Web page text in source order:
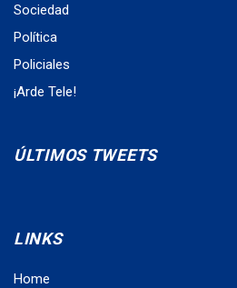
Sociedad
Política
Policiales
¡Arde Tele!
ÚLTIMOS TWEETS
LINKS
Home